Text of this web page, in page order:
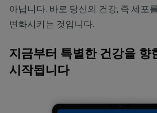
아닙니다. 바로 당신의 건강, 즉 세포
변화시키는 것입니다.
지금부터 특별한 건강을 향
시작됩니다